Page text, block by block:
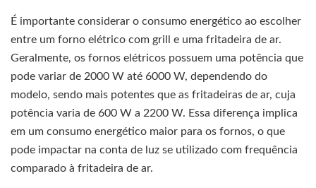
É importante considerar o consumo energético ao escolher
entre um forno elétrico com grill e uma fritadeira de ar.
Geralmente, os fornos elétricos possuem uma potência que
pode variar de 2000 W até 6000 W, dependendo do
modelo, sendo mais potentes que as fritadeiras de ar, cuja
potência varia de 600 W a 2200 W. Essa diferença implica
em um consumo energético maior para os fornos, o que
pode impactar na conta de luz se utilizado com frequência
comparado à fritadeira de ar.